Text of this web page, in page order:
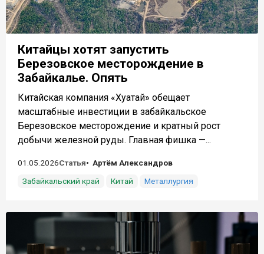
Китайцы хотят запустить
Березовское месторождение в
Забайкалье. Опять
Китайская компания «Хуатай» обещает
масштабные инвестиции в забайкальское
Березовское месторождение и кратный рост
добычи железной руды. Главная фишка —...
01.05.2026Статья
Артём Александров
Забайкальский край
Китай Металлургия